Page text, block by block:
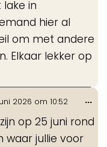
lake in
hier al
om met andere
Elkaar lekker op
2026 om 10:52
op 25 juni rond
waar jullie voor
...